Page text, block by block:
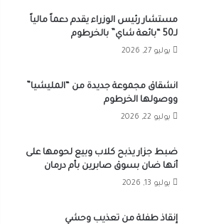
مستشار رئيس الوزراء يقدم دعماً مالياً
لـ50 “بائعة شاي” بالخرطوم
يوليو 27, 2026
انشقاق مجموعة جديدة من “المليشيا”
ووصولها الخرطوم
يوليو 22, 2026
ضبط جزار يذبح كلاب وبيع لحومها على
أنها ضان بسوق صابرين بأم درمان
يوليو 13, 2026
إنقاذ طفلة من تعذيب وحشي